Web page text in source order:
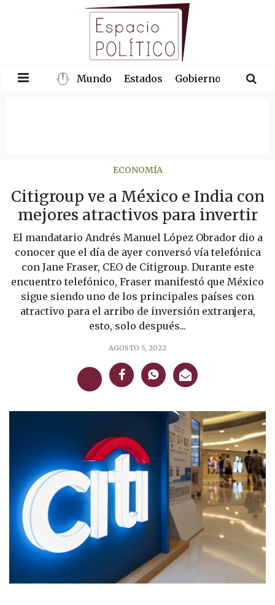
Mundo Estados Gobierno
ECONOMÍA
Citigroup ve a México e India con
mejores atractivos para invertir
El mandatario Andrés Manuel López Obrador dio a
conocer que el día de ayer conversó vía telefónica
con Jane Fraser, CEO de Citigroup. Durante este
encuentro telefónico, Fraser manifestó que México
sigue siendo uno de los principales países con
atractivo para el arribo de inversión extranjera,
esto, solo después...
AGOSTO 5, 2022